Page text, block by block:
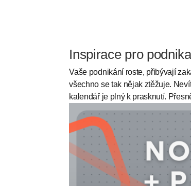
Inspirace pro
Vaše podnikání roste, přibývají
všechno se tak nějak ztěžuje.
kalendář je plný k prasknutí.